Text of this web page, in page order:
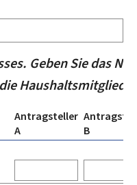
Geben Sie das
Antragsteller
A
B